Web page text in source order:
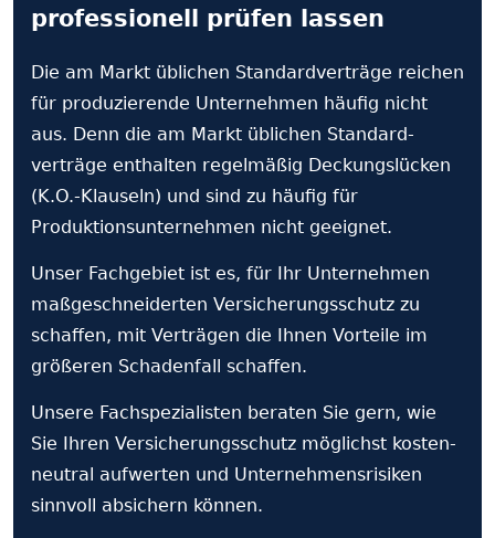
professionell prüfen lassen
Die am Markt üblichen Standard­verträge reichen
für produzierende Unternehmen häufig nicht
aus. Denn die am Markt üblichen Standard­
verträge enthalten regelmäßig Deckungs­lücken
(K.O.-Klauseln) und sind zu häufig für
Produktions­unternehmen nicht geeignet.
Unser Fachgebiet ist es, für Ihr Unternehmen
maß­geschneiderten Versicherungs­schutz zu
schaffen, mit Verträgen die Ihnen Vorteile im
größeren Schadenfall schaffen.
Unsere Fach­spezialisten beraten Sie gern, wie
Sie Ihren Versicherungs­schutz möglichst kosten­
neutral aufwerten und Unternehmens­risiken
sinnvoll absichern können.